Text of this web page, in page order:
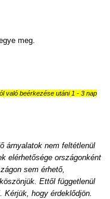
meg.
való beérkezése utáni 1 - 3 nap
árnyalatok nem feltétlenül
elérhetősége országonként
sem érhető,
Ettől függetlenül
hogy érdeklődjön.